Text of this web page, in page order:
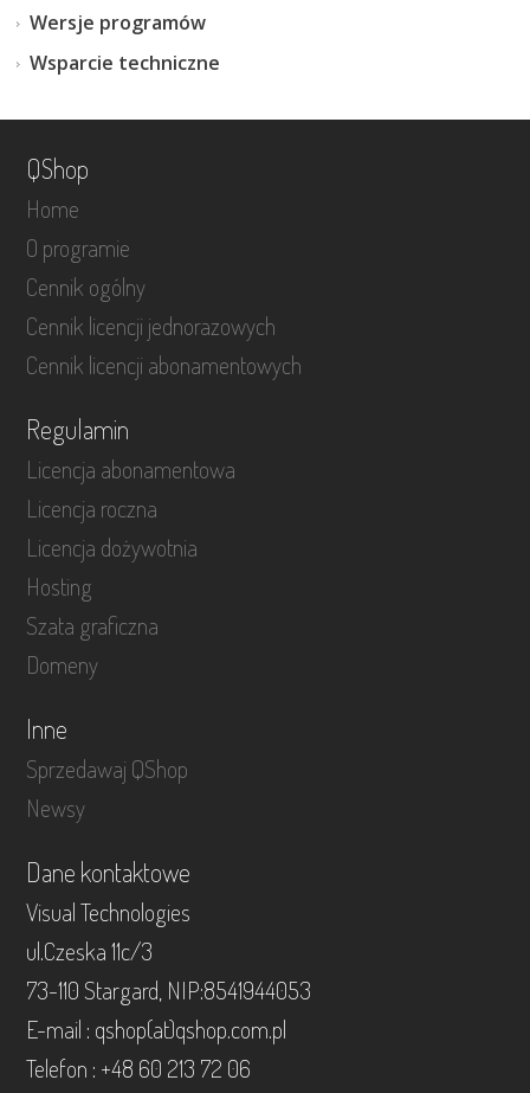
Wersje programów
Wsparcie techniczne
QShop
Home
O programie
Cennik ogólny
Cennik licencji jednorazowych
Cennik licencji abonamentowych
Regulamin
Licencja abonamentowa
Licencja roczna
Licencja dożywotnia
Hosting
Szata graficzna
Domeny
Inne
Sprzedawaj QShop
Newsy
Dane kontaktowe
Visual Technologies
ul.Czeska 11c/3
73-110 Stargard, NIP:8541944053
E-mail : qshop(at)qshop.com.pl
Telefon : +48 60 213 72 06